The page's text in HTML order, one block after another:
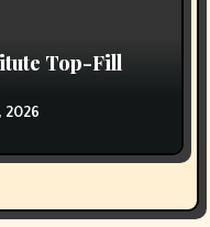
Top-Fill
2026